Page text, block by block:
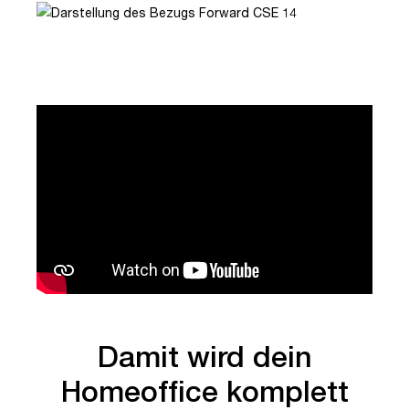
Damit wird dein
Homeoffice komplett